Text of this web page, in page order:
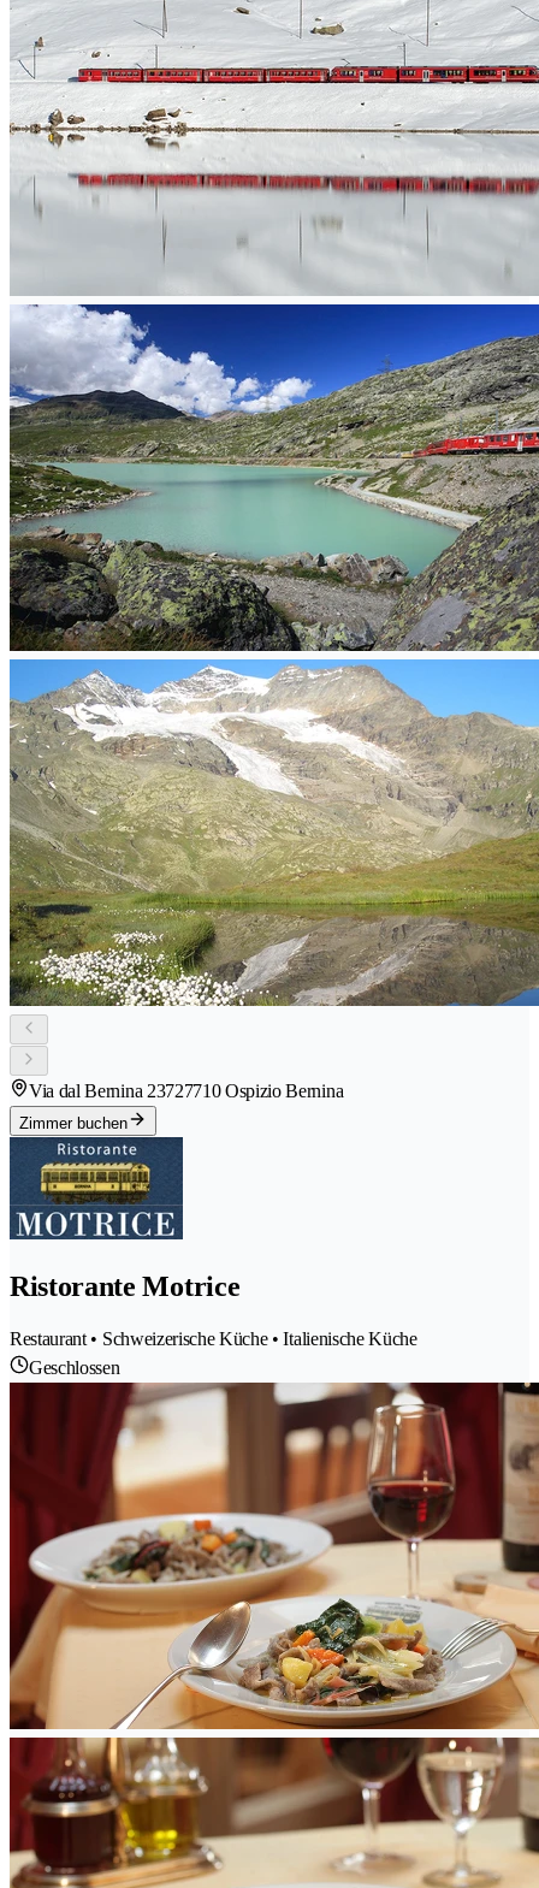
Via dal Bernina 23727710 Ospizio Bernina
Zimmer buchen
Ristorante Motrice
Restaurant • Schweizerische Küche • Italienische Küche
Geschlossen